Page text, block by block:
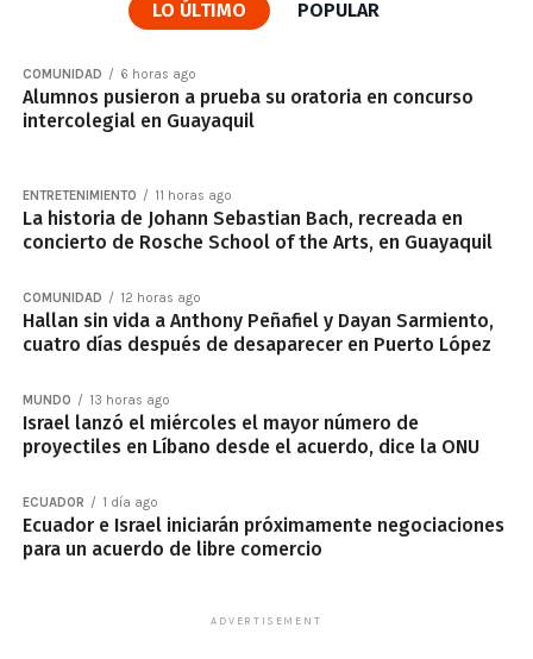
LO ÚLTIMO POPULAR
COMUNIDAD 6 horas ago
Alumnos pusieron a prueba su oratoria en concurso
intercolegial en Guayaquil
ENTRETENIMIENTO 11 horas ago
La historia de Johann Sebastian Bach, recreada en
concierto de Rosche School of the Arts, en Guayaquil
COMUNIDAD 12 horas ago
Hallan sin vida a Anthony Peñafiel y Dayan Sarmiento,
cuatro días después de desaparecer en Puerto López
MUNDO 13 horas ago
Israel lanzó el miércoles el mayor número de
proyectiles en Líbano desde el acuerdo, dice la ONU
ECUADOR 1 día ago
Ecuador e Israel iniciarán próximamente negociaciones
para un acuerdo de libre comercio
ADVERTISEMENT